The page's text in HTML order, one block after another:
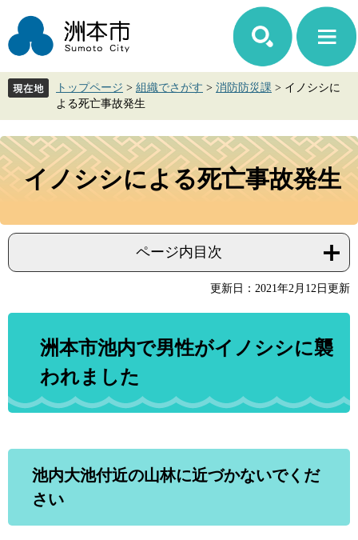
ジ
先
ュ
を
て
本
トップページ > 組織でさがす > 消防防災課 > イノシシに
よる死亡事故発生
本
文
イノシシによる死亡事故発生
ページ内目次
更新日：2021年2月12日更新
洲本市池内で男性がイノシシに襲
われました
池内大池付近の山林に近づかないでくだ
さい